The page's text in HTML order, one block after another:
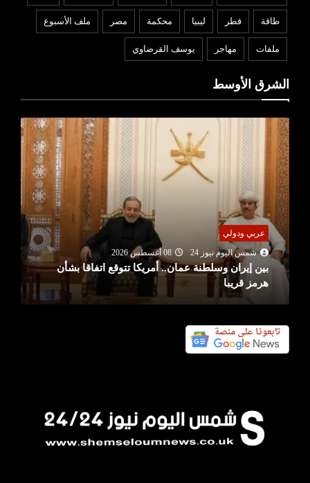
طاقة قطر ليبيا محكمة مصر ملف الأسبوع
ملفات مهاجر يوسف القرضاوي
الشرق الأوسط
عربي ودولي
شمس اليوم نيوز 24
08 أغسطس 2026
بين إيران وسلطنة عمان.. أمريكا تتوقع اتفاقا بشأن
هرمز قريبا